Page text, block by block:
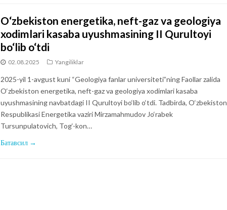
O‘zbekiston energetika, neft-gaz va geologiya
xodimlari kasaba uyushmasining II Qurultoyi
bo‘lib o‘tdi
02.08.2025 Yangiliklar
2025-yil 1-avgust kuni “Geologiya fanlar universiteti”ning Faollar zalida
O‘zbekiston energetika, neft-gaz va geologiya xodimlari kasaba
uyushmasining navbatdagi II Qurultoyi bo‘lib o‘tdi. Tadbirda, O‘zbekiston
Respublikasi Energetika vaziri Mirzamahmudov Jo‘rabek
Tursunpulatovich, Tog‘-kon…
Батавсил →